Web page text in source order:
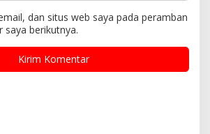
dan situs web saya pada peramban
saya berikutnya.